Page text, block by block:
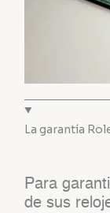
La garantía
Para
de sus